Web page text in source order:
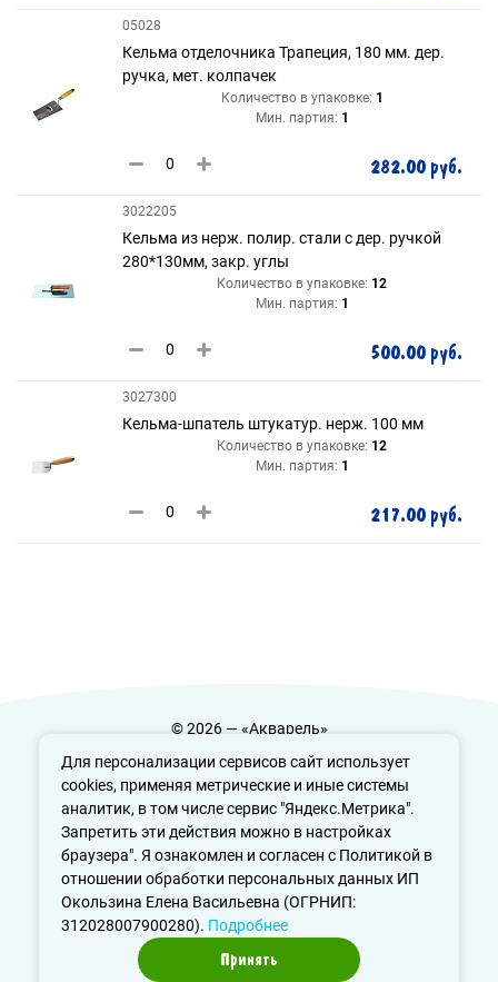
Для персонализации сервисов сайт использует
cookies, применяя метрические и иные системы
аналитик, в том числе сервис "Яндекс.Метрика".
Запретить эти действия можно в настройках
браузера". Я ознакомлен и согласен с Политикой в
отношении обработки персональных данных ИП
Окользина Елена Васильевна (ОГРНИП:
312028007900280). Подробнее
Принять
05028
Кельма отделочника Трапеция, 180 мм. дер.
ручка, мет. колпачек
Количество в упаковке: 1
Мин. партия: 1
282.00 руб.
3022205
Кельма из нерж. полир. стали с дер. ручкой
280*130мм, закр. углы
Количество в упаковке: 12
Мин. партия: 1
500.00 руб.
3027300
Кельма-шпатель штукатур. нерж. 100 мм
Количество в упаковке: 12
Мин. партия: 1
217.00 руб.
© 2026 — «Акварель»
Политика конфиденциальности